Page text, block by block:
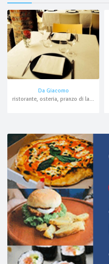
Da Giacomo
ristorante, osteria, pranzo di lavoro